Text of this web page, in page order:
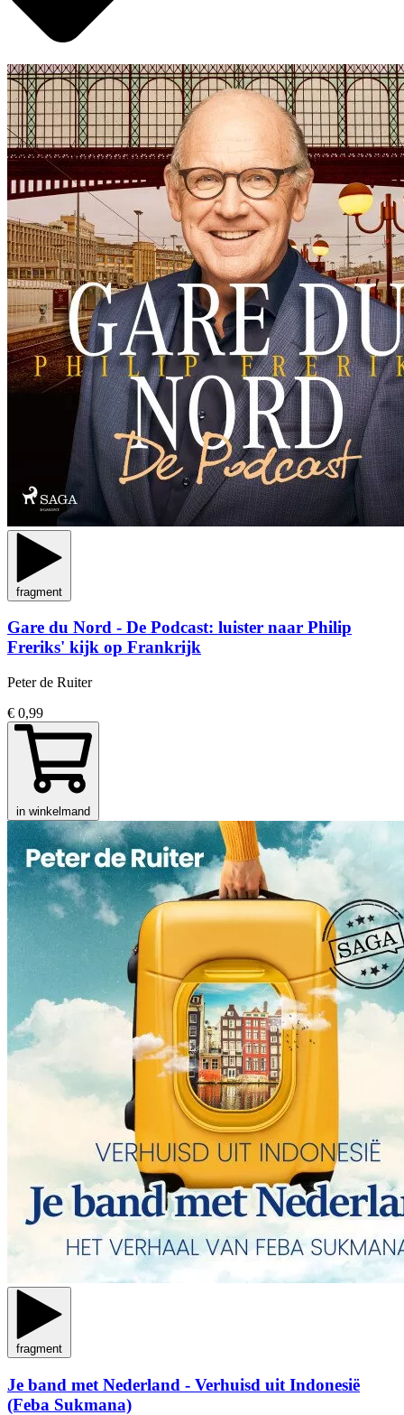
fragment
Gare du Nord - De Podcast: luister naar Philip
Freriks' kijk op Frankrijk
Peter de Ruiter
€ 0,99
in winkelmand
fragment
Je band met Nederland - Verhuisd uit Indonesië
(Feba Sukmana)